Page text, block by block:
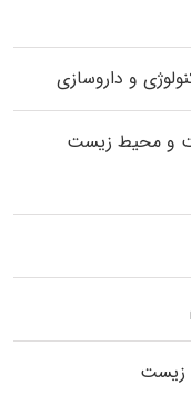
و داروسازی
و محیط زیست
زیست